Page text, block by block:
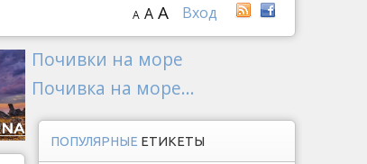
Вход
A A A
Почивки на море
Почивка на море...
ПОПУЛЯРНЫЕ ЕТИКЕТЫ